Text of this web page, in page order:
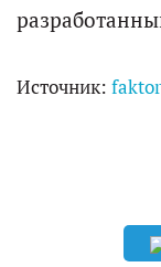
Источник: